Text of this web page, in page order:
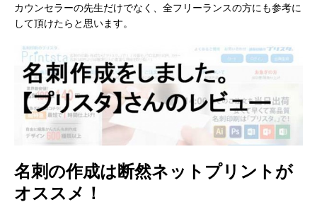
カウンセラーの先生だけでなく、全フリーランスの方にも参考に
して頂けたらと思います。
名刺の作成は断然ネットプリントが
オススメ！